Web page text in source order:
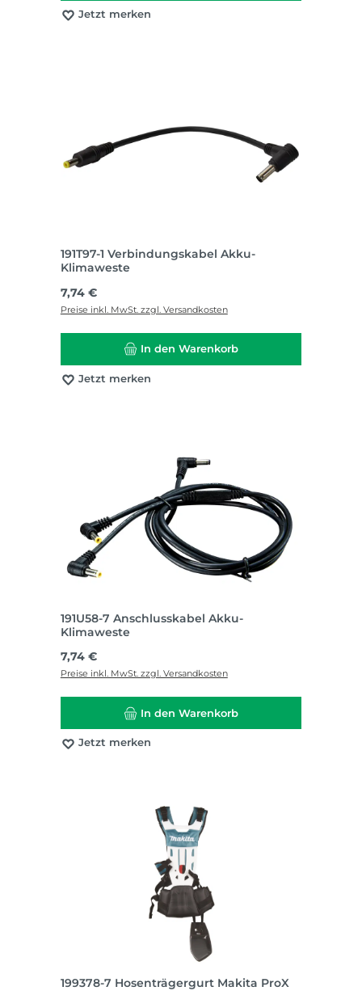
Jetzt merken
191T97-1 Verbindungskabel Akku-
Klimaweste
Regulärer Preis:
7,74 €
Preise inkl. MwSt. zzgl. Versandkosten
In den Warenkorb
Jetzt merken
191U58-7 Anschlusskabel Akku-
Klimaweste
Regulärer Preis:
7,74 €
Preise inkl. MwSt. zzgl. Versandkosten
In den Warenkorb
Jetzt merken
199378-7 Hosenträgergurt Makita ProX